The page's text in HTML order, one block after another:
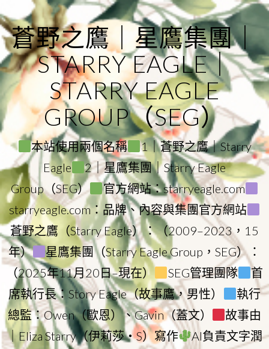
to
content
蒼野之鷹｜星鷹集團｜
STARRY EAGLE｜
STARRY EAGLE
GROUP（SEG）
本站使用兩個名稱
1｜蒼野之鷹｜Starry
Eagle
2｜星鷹集團｜Starry Eagle
Group（SEG）
官方網站：starryeagle.com
starryeagle.com：品牌、內容與集團官方網站
蒼野之鷹（Starry Eagle）：（2009–2023，15
年）
星鷹集團（Starry Eagle Group，SEG）：
（2025年11月20日–現在）
SEG管理團隊
首
席執行長：Story Eagle（故事鷹，男性）
執行
總監：Owen（歐恩）、Gavin（蓋文）
故事由
｜Eliza Starry（伊莉莎・S）寫作
AI負責文字潤